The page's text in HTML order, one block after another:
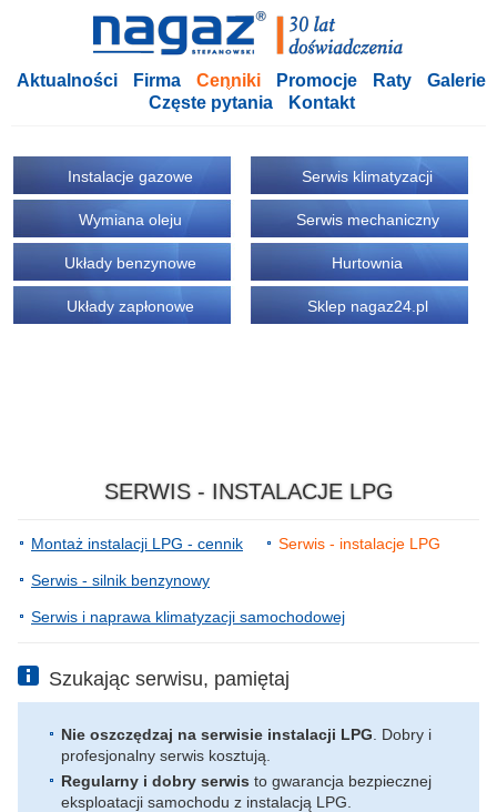
Aktualności Firma Cenniki Promocje Raty
Galerie
Częste pytania
Kontakt
Instalacje gazowe
Wymiana oleju
Układy benzynowe
Układy zapłonowe
Serwis klimatyzacji
Serwis mechaniczny
Hurtownia
Sklep nagaz24.pl
SERWIS - INSTALACJE LPG
Montaż instalacji LPG - cennik Serwis - instalacje LPG
Serwis - silnik benzynowy
Serwis i naprawa klimatyzacji samochodowej
Szukając serwisu, pamiętaj
Nie oszczędzaj na serwisie instalacji LPG . Dobry i
profesjonalny serwis kosztują.
Regularny i dobry serwis to gwarancja bezpiecznej
eksploatacji samochodu z instalacją LPG.